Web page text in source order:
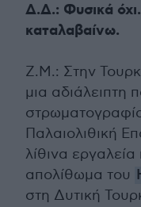
Δ.Δ.: Φυσικά
καταλαβαίνω.
Ζ.Μ.: Στην
μια αδιάλειπτη
Παλαιολιθική
λίθινα
απολίθωμα του
στη Δυτική